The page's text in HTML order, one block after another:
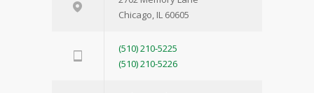
Chicago, IL 60605
(510) 210-5225
(510) 210-5226